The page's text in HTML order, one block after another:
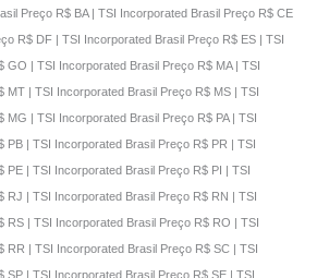
Preço R$ BA | TSI Incorporated Brasil Preço R$ CE
R$ DF | TSI Incorporated Brasil Preço R$ ES | TSI
GO | TSI Incorporated Brasil Preço R$ MA | TSI
MT | TSI Incorporated Brasil Preço R$ MS | TSI
MG | TSI Incorporated Brasil Preço R$ PA | TSI
PB | TSI Incorporated Brasil Preço R$ PR | TSI
PE | TSI Incorporated Brasil Preço R$ PI | TSI
RJ | TSI Incorporated Brasil Preço R$ RN | TSI
RS | TSI Incorporated Brasil Preço R$ RO | TSI
RR | TSI Incorporated Brasil Preço R$ SC | TSI
SP | TSI Incorporated Brasil Preço R$ SE | TSI